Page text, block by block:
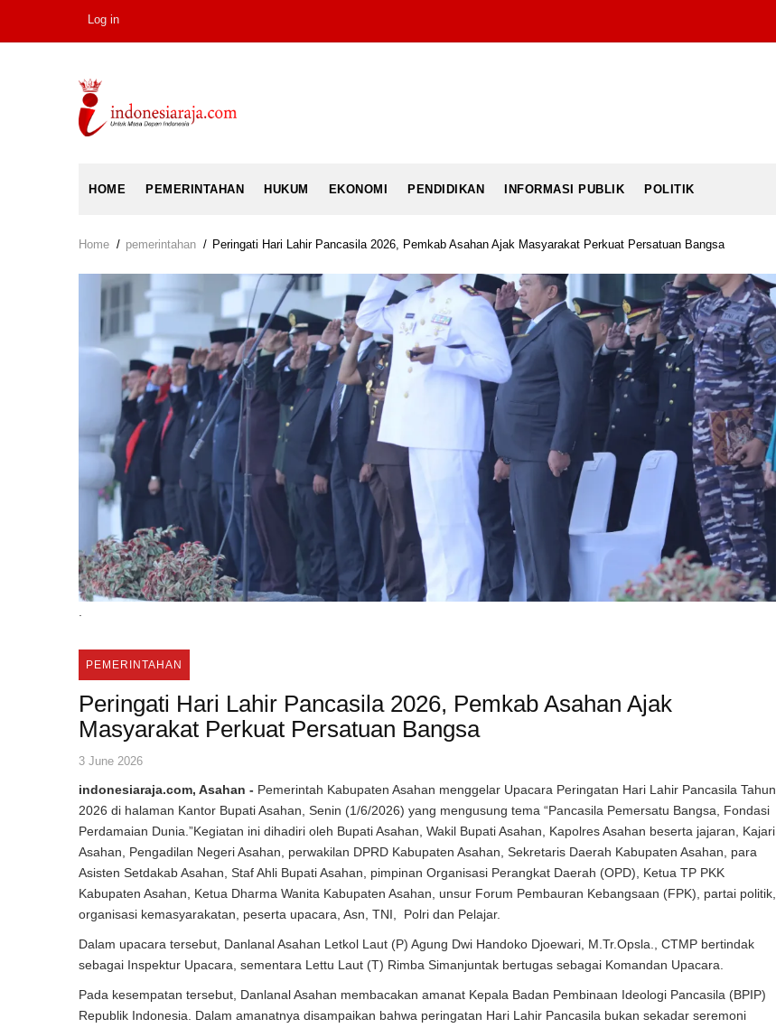
USER
Log in
MAIN
HOME PEMERINTAHAN HUKUM EKONOMI PENDIDIKAN INFORMASI PUBLIK POLITIK
Breadcrumb
Home / pemerintahan / Peringati Hari Lahir Pancasila 2026, Pemkab Asahan Ajak Masyarakat Perkuat Persatuan Bangsa
PEMERINTAHAN
Peringati Hari Lahir Pancasila 2026, Pemkab Asahan Ajak
Masyarakat Perkuat Persatuan Bangsa
3 June 2026
indonesiaraja.com, Asahan - Pemerintah Kabupaten Asahan menggelar Upacara Peringatan Hari Lahir Pancasila Tahun
2026 di halaman Kantor Bupati Asahan, Senin (1/6/2026) yang mengusung tema “Pancasila Pemersatu Bangsa, Fondasi
Perdamaian Dunia.”Kegiatan ini dihadiri oleh Bupati Asahan, Wakil Bupati Asahan, Kapolres Asahan beserta jajaran, Kajari
Asahan, Pengadilan Negeri Asahan, perwakilan DPRD Kabupaten Asahan, Sekretaris Daerah Kabupaten Asahan, para
Asisten Setdakab Asahan, Staf Ahli Bupati Asahan, pimpinan Organisasi Perangkat Daerah (OPD), Ketua TP PKK
Kabupaten Asahan, Ketua Dharma Wanita Kabupaten Asahan, unsur Forum Pembauran Kebangsaan (FPK), partai politik,
organisasi kemasyarakatan, peserta upacara, Asn, TNI, Polri dan Pelajar.
Dalam upacara tersebut, Danlanal Asahan Letkol Laut (P) Agung Dwi Handoko Djoewari, M.Tr.Opsla., CTMP bertindak
sebagai Inspektur Upacara, sementara Lettu Laut (T) Rimba Simanjuntak bertugas sebagai Komandan Upacara.
Pada kesempatan tersebut, Danlanal Asahan membacakan amanat Kepala Badan Pembinaan Ideologi Pancasila (BPIP)
Republik Indonesia. Dalam amanatnya disampaikan bahwa peringatan Hari Lahir Pancasila bukan sekadar seremoni